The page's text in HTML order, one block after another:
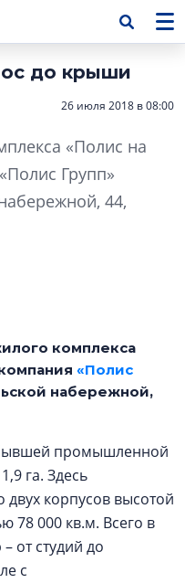
до крыши
26 июля 2018 в 08:00
«Полис на
Групп»
44,
комплекса
«Полис
набережной,
промышленной
га. Здесь
двух корпусов высотой
78 000 кв.м. Всего в
от студий до
с